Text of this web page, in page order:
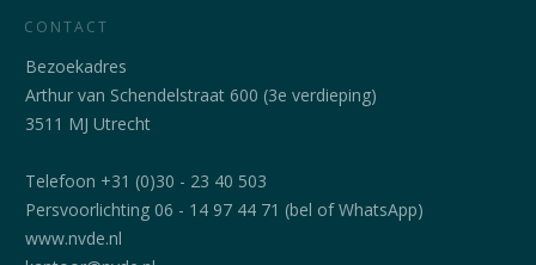
CONTACT
Bezoekadres
Arthur van Schendelstraat 600 (3e verdieping)
3511 MJ Utrecht
Telefoon +31 (0)30 - 23 40 503
Persvoorlichting 06 - 14 97 44 71 (bel of WhatsApp)
www.nvde.nl